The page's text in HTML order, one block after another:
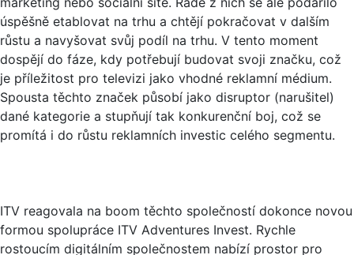
úspěšně etablovat na trhu a chtějí pokračovat v dalším
růstu a navyšovat svůj podíl na trhu. V tento moment
dospějí do fáze, kdy potřebují budovat svoji značku, což
je příležitost pro televizi jako vhodné reklamní médium.
Spousta těchto značek působí jako disruptor (narušitel)
dané kategorie a stupňují tak konkurenční boj, což se
promítá i do růstu reklamních investic celého segmentu.
ITV reagovala na boom těchto společností dokonce novou
formou spolupráce ITV Adventures Invest. Rychle
rostoucím digitálním společnostem nabízí prostor pro